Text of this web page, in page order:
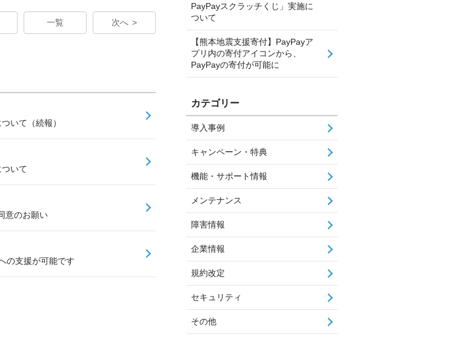
一覧 次へ
いて（続報）
いて
意のお願い
の支援が可能です
PayPayスクラッチくじ」実施に
ついて
【熊本地震支援寄付】PayPayア
プリ内の寄付アイコンから、
PayPayの寄付が可能に
カテゴリー
導入事例
キャンペーン・特典
機能・サポート情報
メンテナンス
障害情報
企業情報
規約改定
セキュリティ
その他